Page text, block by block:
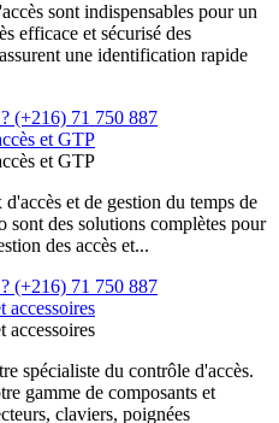
sont indispensables pour un
efficace et sécurisé des
une identification rapide
(+216) 71 750 887
et GTP
et GTP
et de gestion du temps de
sont des solutions complètes pour
des accès et...
(+216) 71 750 887
accessoires
accessoires
spécialiste du contrôle d'accès.
gamme de composants et
claviers, poignées